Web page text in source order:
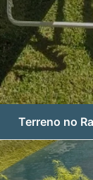
Terreno no